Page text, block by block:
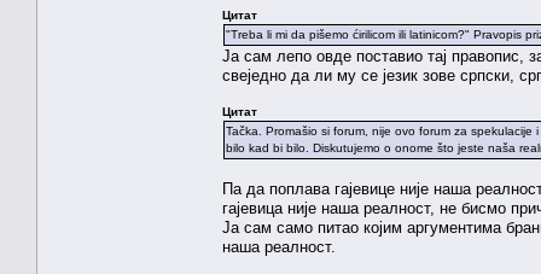
Цитат
"Treba li mi da pišemo ćirilicom ili latinicom?" Pravopis
Ја сам лепо овде поставио тај правопис,
свеједно да ли му се језик зове српски,
Цитат
Tačka. Promašio si forum, nije ovo forum za
bilo kad bi bilo. Diskutujemo o onome što jeste naša
Па да поплава гајевице није наша
гајевица није наша реалност, не бисмо
Ја сам само питао којим аргументима
наша реалност.